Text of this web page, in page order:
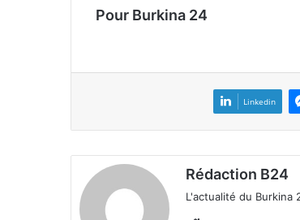
Pour Burkina 24
Linkedin
Rédaction B24
L'actualité du Burkina